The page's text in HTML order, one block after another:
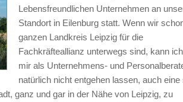
Lebensfreundlichen Unternehmen an
Standort in Eilenburg statt. Wenn wir
ganzen Landkreis Leipzig für die
Fachkräfteallianz unterwegs sind, kann
mir als Unternehmens- und
natürlich nicht entgehen lassen, auch eine
ganz und gar in der Nähe von Leipzig, zu